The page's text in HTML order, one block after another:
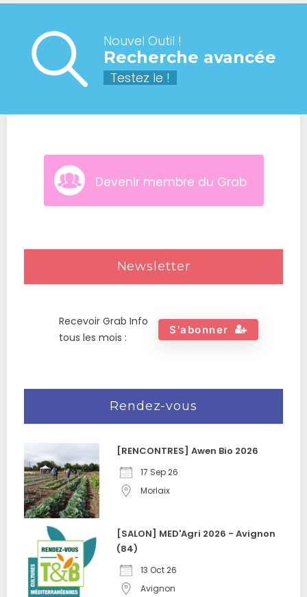
Nouvel Outil !
Recherche avancée
Testez le !
Devenir membre du Grab
Newsletter
Recevoir Grab Info
tous les mois :
S'abonner
Rendez-vous
[RENCONTRES] Awen Bio 2026
17 Sep 26
Morlaix
[SALON] MED'Agri 2026 - Avignon
(84)
13 Oct 26
Avignon